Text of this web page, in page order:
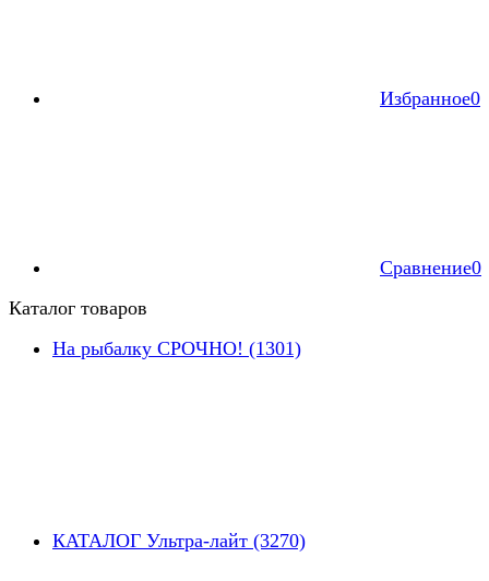
Избранное0
Сравнение0
Каталог товаров
На рыбалку СРОЧНО! (1301)
КАТАЛОГ Ультра-лайт (3270)